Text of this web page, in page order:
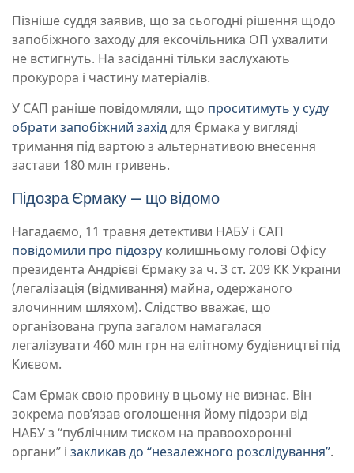
Пізніше суддя заявив, що за сьогодні рішення щодо
запобіжного заходу для ексочільника ОП ухвалити
не встигнуть. На засіданні тільки заслухають
прокурора і частину матеріалів.
У САП раніше повідомляли, що проситимуть у суду
обрати запобіжний західдля Єрмака у вигляді
тримання під вартою з альтернативою внесення
застави 180 млн гривень.
Підозра Єрмаку – що відомо
Нагадаємо, 11 травня детективи НАБУ і САП
повідомили про підозру колишньому голові Офісу
президента Андрієві Єрмаку за ч. 3 ст. 209 КК України
(легалізація (відмивання) майна, одержаного
злочинним шляхом). Слідство вважає, що
організована група загалом намагалася
легалізувати 460 млн грн на елітному будівництві під
Києвом.
Сам Єрмак свою провину в цьому не визнає. Він
зокрема повʼязав оголошення йому підозри від
НАБУ з “публічним тиском на правоохоронні
органи” і закликав до “незалежного розслідування”.